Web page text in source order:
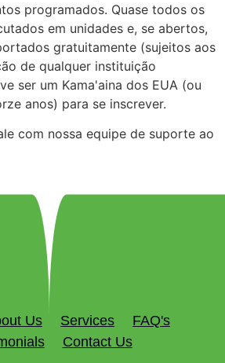
programados. Quase todos os
em unidades e, se abertos,
gratuitamente (sujeitos aos
de qualquer instituição
ser um Kama'aina dos EUA (ou
anos) para se inscrever.
com nossa equipe de suporte ao
Us Services
FAQ's
Contact Us